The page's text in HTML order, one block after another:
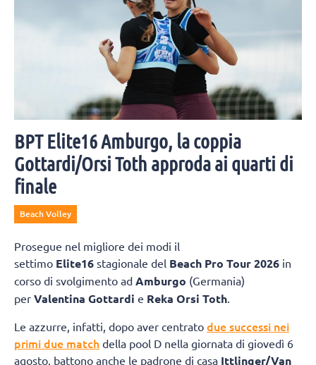
BPT Elite16 Amburgo, la coppia
Gottardi/Orsi Toth approda ai quarti di
finale
Beach Volley
Prosegue nel migliore dei modi il
settimo Elite16 stagionale del Beach Pro Tour 2026 in
corso di svolgimento ad Amburgo (Germania)
per Valentina Gottardi e Reka Orsi Toth.
Le azzurre, infatti, dopo aver centrato due successi nei
primi due match della pool D nella giornata di giovedì 6
agosto, battono anche le padrone di casa Ittlinger/Van